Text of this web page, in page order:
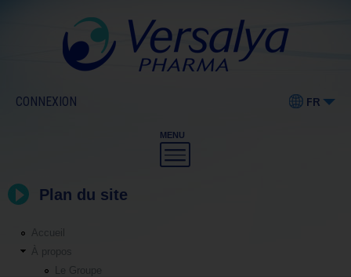
FR
CONNEXION
MENU
Plan du site
Accueil
À propos
Le Groupe